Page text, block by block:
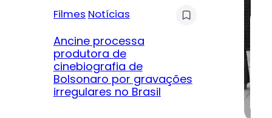
Filmes Notícias
Ancine processa
produtora de
cinebiografia de
Bolsonaro por gravações
irregulares no Brasil